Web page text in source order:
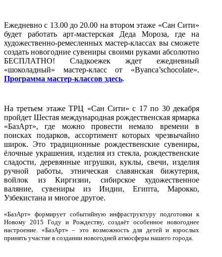
Ежедневно с 13.00 до 20.00 на втором этаже «Сан Сити»
будет работать арт-мастерская Деда Мороза, где на
художественно-ремесленных мастер-классах вы сможете
создать новогодние сувениры своими руками абсолютно
БЕСПЛАТНО! Сладкоежек ждет ежедневный
«шоколадный» мастер-класс от «Byanca’schocolate».
Программа мастер-классов здесь.
На третьем этаже ТРЦ «Сан Сити» с 17 по 30 декабря
пройдет Шестая международная рождественская ярмарка
«БазАрт», где можно провести немало времени в
поисках подарков, ассортимент которых чрезвычайно
широк. Это традиционные рождественские сувениры,
ёлочные украшения, изделия из стекла, рождественские
сладости, деревянные игрушки, куклы, свечи, изделия
ручной работы, этническая славянская бижутерия,
войлок из Киргизии, сибирское художественное
валяние, сувениры из Индии, Египта, Марокко,
Узбекистана и многое другое.
«БазАрт» формирует событийную инфраструктуру подготовки к
Новому 2015 Году и Рождеству, создаёт особенное новогоднее
настроение. «БазАрт» – это возможность для детей и взрослых
принять участие в создании новогодней атмосферы нашего города.